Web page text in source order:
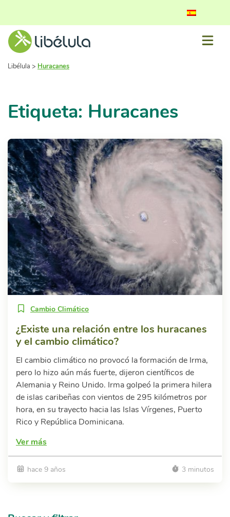
Libélula > Huracanes
Etiqueta: Huracanes
Cambio Climático
¿Existe una relación entre los huracanes
y el cambio climático?
El cambio climático no provocó la formación de Irma,
pero lo hizo aún más fuerte, dijeron científicos de
Alemania y Reino Unido. Irma golpeó la primera hilera
de islas caribeñas con vientos de 295 kilómetros por
hora, en su trayecto hacia las Islas Vírgenes, Puerto
Rico y República Dominicana.
Ver más
hace 9 años 3 minutos